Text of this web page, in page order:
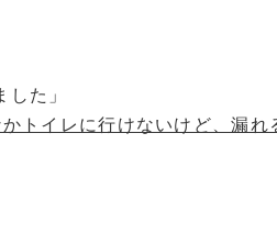
た」
トイレに行けないけど、漏れ